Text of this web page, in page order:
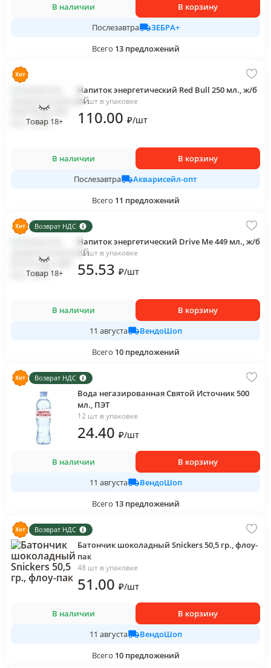
В наличии
В корзину
Послезавтра
ЗЕБРА+
Всего 13 предложений
Товар 18+
Напиток энергетический Red Bull 250 мл., ж/б
24 шт в упаковке
110.00 ₽/шт
В наличии
В корзину
Послезавтра
Акварисейл-опт
Всего 11 предложений
Возврат НДС
Товар 18+
Напиток энергетический Drive Me 449 мл., ж/б
12 шт в упаковке
55.53 ₽/шт
В наличии
В корзину
11 августа
ВендоШоп
Всего 10 предложений
Возврат НДС
Вода негазированная Святой Источник 500
мл., ПЭТ
12 шт в упаковке
24.40 ₽/шт
В наличии
В корзину
11 августа
ВендоШоп
Всего 13 предложений
Возврат НДС
Батончик шоколадный Snickers 50,5 гр., флоу-
пак
48 шт в упаковке
51.00 ₽/шт
В наличии
В корзину
11 августа
ВендоШоп
Всего 10 предложений